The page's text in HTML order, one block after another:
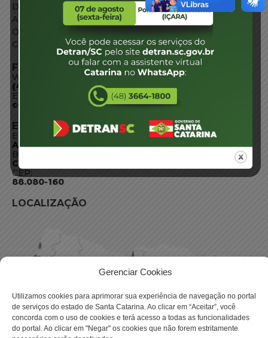
Gerenciar Cookies
Utilizamos cookies para aprimorar sua experiência de navegação no portal
de serviços do estado de Santa Catarina. Ao clicar em “Aceitar”, você
concorda com o uso de cookies e terá acesso a todas as funcionalidades
do portal. Ao clicar em "Negar" os cookies que não forem estritamente
Diário Oficial
Acesso à Informação
Órgãos do Governo
Conheça SC
FALE CONOSCO
WhatsApp:
(48) 3664-1800
E-mail:
centraldeinformacoes@detran.sc.gov.br
ENDEREÇO
Endereço:
Av. Almirante Tamandaré - 480
Bairro:
Coqueiros, Florianópolis SC
CEP:
88.080-160
LOCALIZAÇÃO